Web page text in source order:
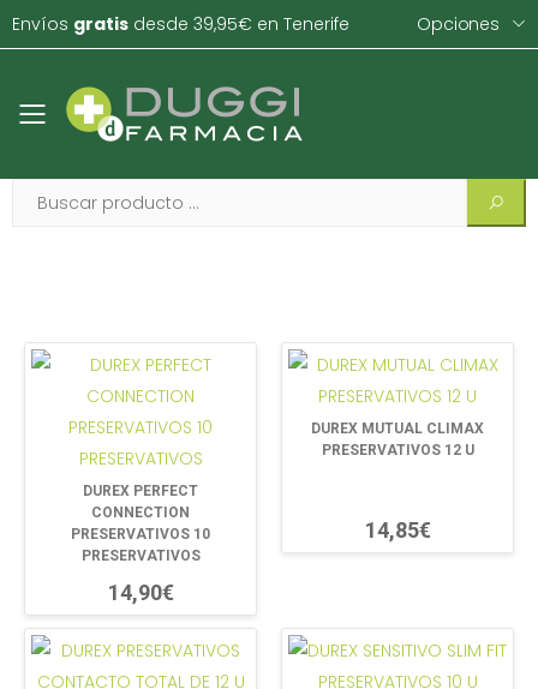
Envíos gratis desde 39,95€ en Tenerife Opciones
Toggle mobile menu
DUREX PERFECT
CONNECTION
PRESERVATIVOS 10
PRESERVATIVOS
14,90€
DUREX MUTUAL CLIMAX
PRESERVATIVOS 12 U
14,85€